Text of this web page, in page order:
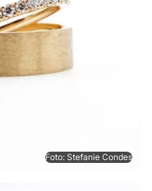
Foto: Stefanie Condes